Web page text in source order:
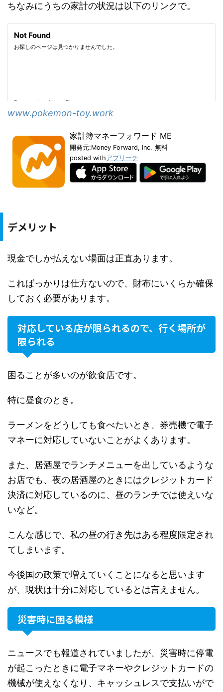
ちなみにうちの家計の状況は以下のリンクで。
www.pokemon-toy.work
家計簿マネーフォワード ME
開発元:Money Forward, Inc. 無料
posted withアプリーチ
デメリット
現金でしか払えない場面は正直あります。
こればっかりは仕方ないので、財布にいくらか確保
しておく必要があります。
対応している店が限られるので、行く場所が
限られる
困ることが多いのが飲食店です。
特に昼食のとき。
ラーメンをどうしても食べたいとき、券売機で電子
マネーに対応していないことがよくあります。
また、居酒屋でランチメニューを出しているような
お店でも、夜の居酒屋のときにはクレジットカード
決済に対応しているのに、昼のランチでは使えいな
いなど。
こんな感じで、私の昼の行き先はある程度限定され
てしまいます。
今後国の政策で増えていくことになると思います
が、現状は十分に対応しているとは言えません。
災害時に困る模様
ニュースでも報道されていましたが、災害時に停電
が起こったときに電子マネーやクレジットカードの
機械が使えなくなり、キャッシュレスで支払いがで